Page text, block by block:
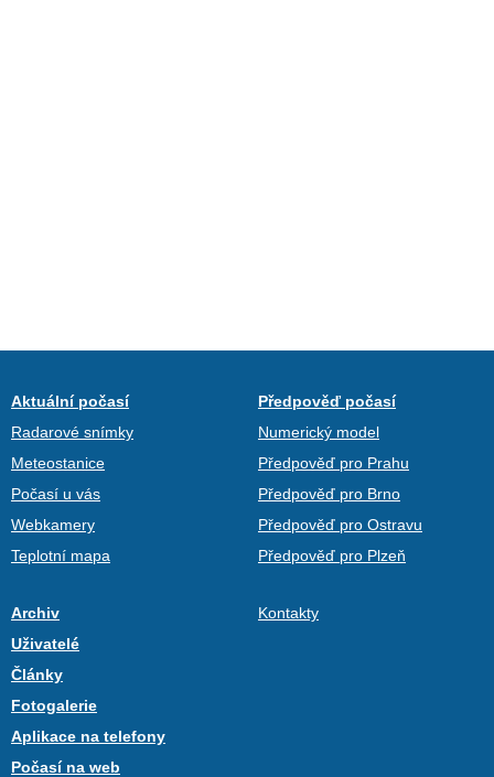
Aktuální počasí
Radarové snímky
Meteostanice
Počasí u vás
Webkamery
Teplotní mapa
Předpověď počasí
Numerický model
Předpověď pro Prahu
Předpověď pro Brno
Předpověď pro Ostravu
Předpověď pro Plzeň
Archiv
Uživatelé
Články
Fotogalerie
Aplikace na telefony
Počasí na web
Kontakty